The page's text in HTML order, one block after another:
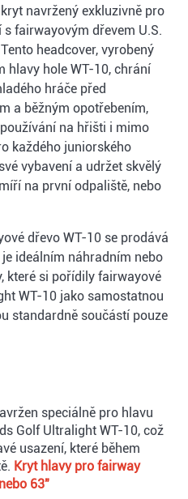
navržený exkluzivně pro
fairwayovým dřevem U.S.
headcover, vyrobený
hlavy hole WT-10, chrání
hráče před
a běžným opotřebením,
na hřišti i mimo
každého juniorského
vybavení a udržet skvělý
na první odpaliště, nebo
dřevo WT-10 se prodává
ideálním náhradním nebo
které si pořídily fairwayové
WT-10 jako samostatnou
standardně součástí pouze
speciálně pro hlavu
Golf Ultralight WT-10, což
usazení, které během
Kryt hlavy pro fairway
63"